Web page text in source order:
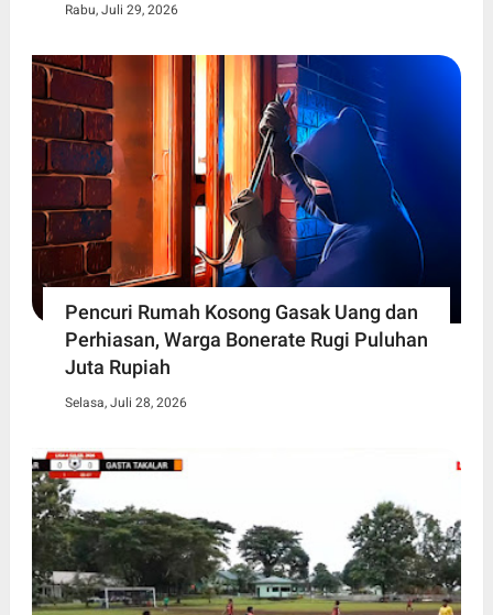
Rabu, Juli 29, 2026
Pencuri Rumah Kosong Gasak Uang dan
Perhiasan, Warga Bonerate Rugi Puluhan
Juta Rupiah
Selasa, Juli 28, 2026